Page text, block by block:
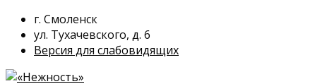
г. Смоленск
ул. Тухачевского, д. 6
Версия для слабовидящих